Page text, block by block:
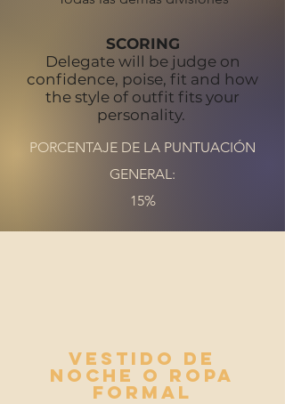
SCORING
Delegate will be judge on
confidence, poise, fit and how
the style of outfit fits your
personality.
PORCENTAJE DE LA PUNTUACIÓN
GENERAL:
15%
Vestido de
noche o ropa
formal